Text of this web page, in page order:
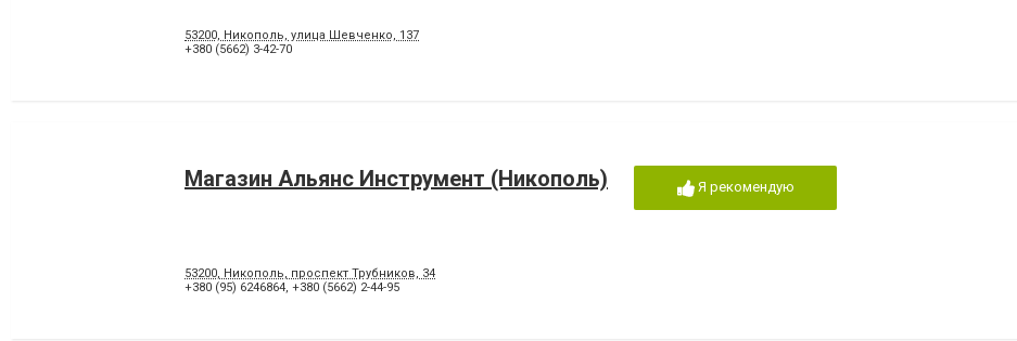
53200, Никополь, улица Шевченко, 137
+380 (5662) 3-42-70
Магазин Альянс Инструмент (Никополь)
53200, Никополь, проспект Трубников, 34
+380 (95) 6246864, +380 (5662) 2-44-95
Я рекомендую